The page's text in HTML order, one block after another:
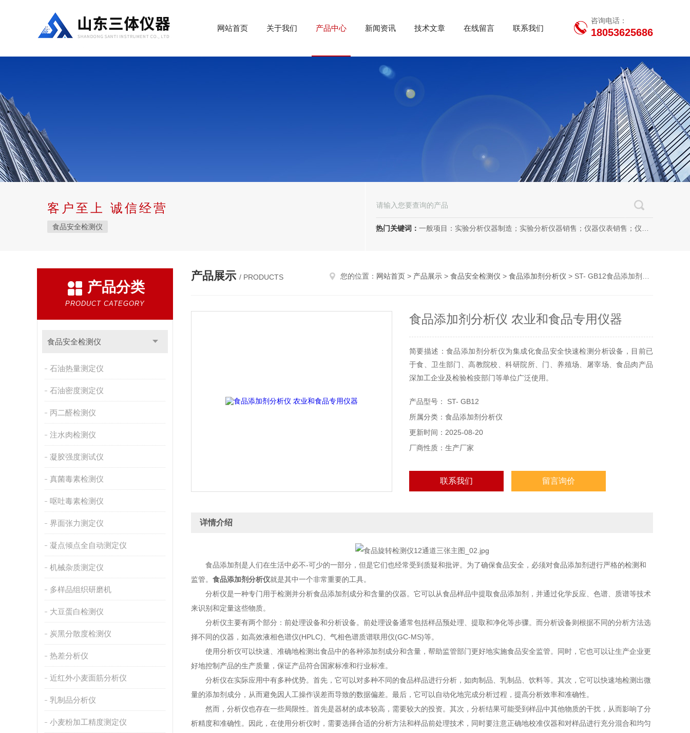
网站首页 关于我们 产品中心 新闻资讯 技术文章 在线留言 联系我们
咨询电话：
18053625686
客户至上 诚信经营
食品安全检测仪 热门关键词： 一般项目：实验分析仪器制造；实验分析仪器销售；仪器仪表销售；仪器仪表制造；电子测量仪器销售；电子测量仪器制造；电子产品销售；环境保护专用设备制造；环境保护专用设备销售；办公设备销售；办公设备耗材制造；专用设备修理；信息安全设备制造；信息安全设备销售；物联网设备制造；通信设备制造；电子（气）物理设备及其他电子设备制造；技术服务、技术开发、技术咨询、技术交流、技术转让、技术推广；软件开发；光污染治理服务；工程管理服务；电子专用设备制造；教学用模型及教具制造；教学用模型及教具销售；金属材料销售；通讯设备销售；通讯设备修理；五金产品制造；五金产品批发；五金产品零售；五金产品研发；信息咨询服务（不含许可类信息咨询服务）；信息技术咨询服务；物联网设备销售（除依法须经批准的项目外，凭营业执照依法自主开展经营活动）许可项目：房屋建筑和市政基础设施项目工程总承包；互联网平台（依法须经批准的项目，经相关部门批准后方可开展经营活动，具体经营项目以审批结果为准）
产品分类
PRODUCT CATEGORY
食品安全检测仪
石油热量测定仪
石油密度测定仪
丙二醛检测仪
注水肉检测仪
凝胶强度测试仪
真菌毒素检测仪
呕吐毒素检测仪
界面张力测定仪
凝点倾点全自动测定仪
机械杂质测定仪
多样品组织研磨机
大豆蛋白检测仪
炭黑分散度检测仪
热差分析仪
近红外小麦面筋分析仪
乳制品分析仪
小麦粉加工精度测定仪
产品展示 / PRODUCTS 您的位置： 网站首页 > 产品展示 > 食品安全检测仪 > 食品添加剂分析仪 > ST- GB12食品添加剂分析仪 农业和食品专用仪器
食品添加剂分析仪 农业和食品专用仪器
简要描述：食品添加剂分析仪为集成化食品安全快速检测分析设备，目前已
于食、卫生部门、高教院校、科研院所、门、养殖场、屠宰场、食品肉产品
深加工企业及检验检疫部门等单位广泛使用。
产品型号： ST- GB12
所属分类：食品添加剂分析仪
更新时间：2025-08-20
厂商性质：生产厂家
联系我们 留言询价
详情介绍
食品添加剂是人们在生活中必不-可少的一部分，但是它们也经常受到质疑和批评。为了确保食品安全，必须对食品添加剂进行严格的检测和
监管。 食品添加剂分析仪就是其中一个非常重要的工具。
分析仪是一种专门用于检测并分析食品添加剂成分和含量的仪器。它可以从食品样品中提取食品添加剂，并通过化学反应、色谱、质谱等技术
来识别和定量这些物质。
分析仪主要有两个部分：前处理设备和分析设备。前处理设备通常包括样品预处理、提取和净化等步骤。而分析设备则根据不同的分析方法选
择不同的仪器，如高效液相色谱仪(HPLC)、气相色谱质谱联用仪(GC-MS)等。
使用分析仪可以快速、准确地检测出食品中的各种添加剂成分和含量，帮助监管部门更好地实施食品安全监管。同时，它也可以让生产企业更
好地控制产品的生产质量，保证产品符合国家标准和行业标准。
分析仪在实际应用中有多种优势。首先，它可以对多种不同的食品样品进行分析，如肉制品、乳制品、饮料等。其次，它可以快速地检测出微
量的添加剂成分，从而避免因人工操作误差而导致的数据偏差。最后，它可以自动化地完成分析过程，提高分析效率和准确性。
然而，分析仪也存在一些局限性。首先是器材的成本较高，需要较大的投资。其次，分析结果可能受到样品中其他物质的干扰，从而影响了分
析精度和准确性。因此，在使用分析仪时，需要选择合适的分析方法和样品前处理技术，同时要注意正确地校准仪器和对样品进行充分混合和均匀